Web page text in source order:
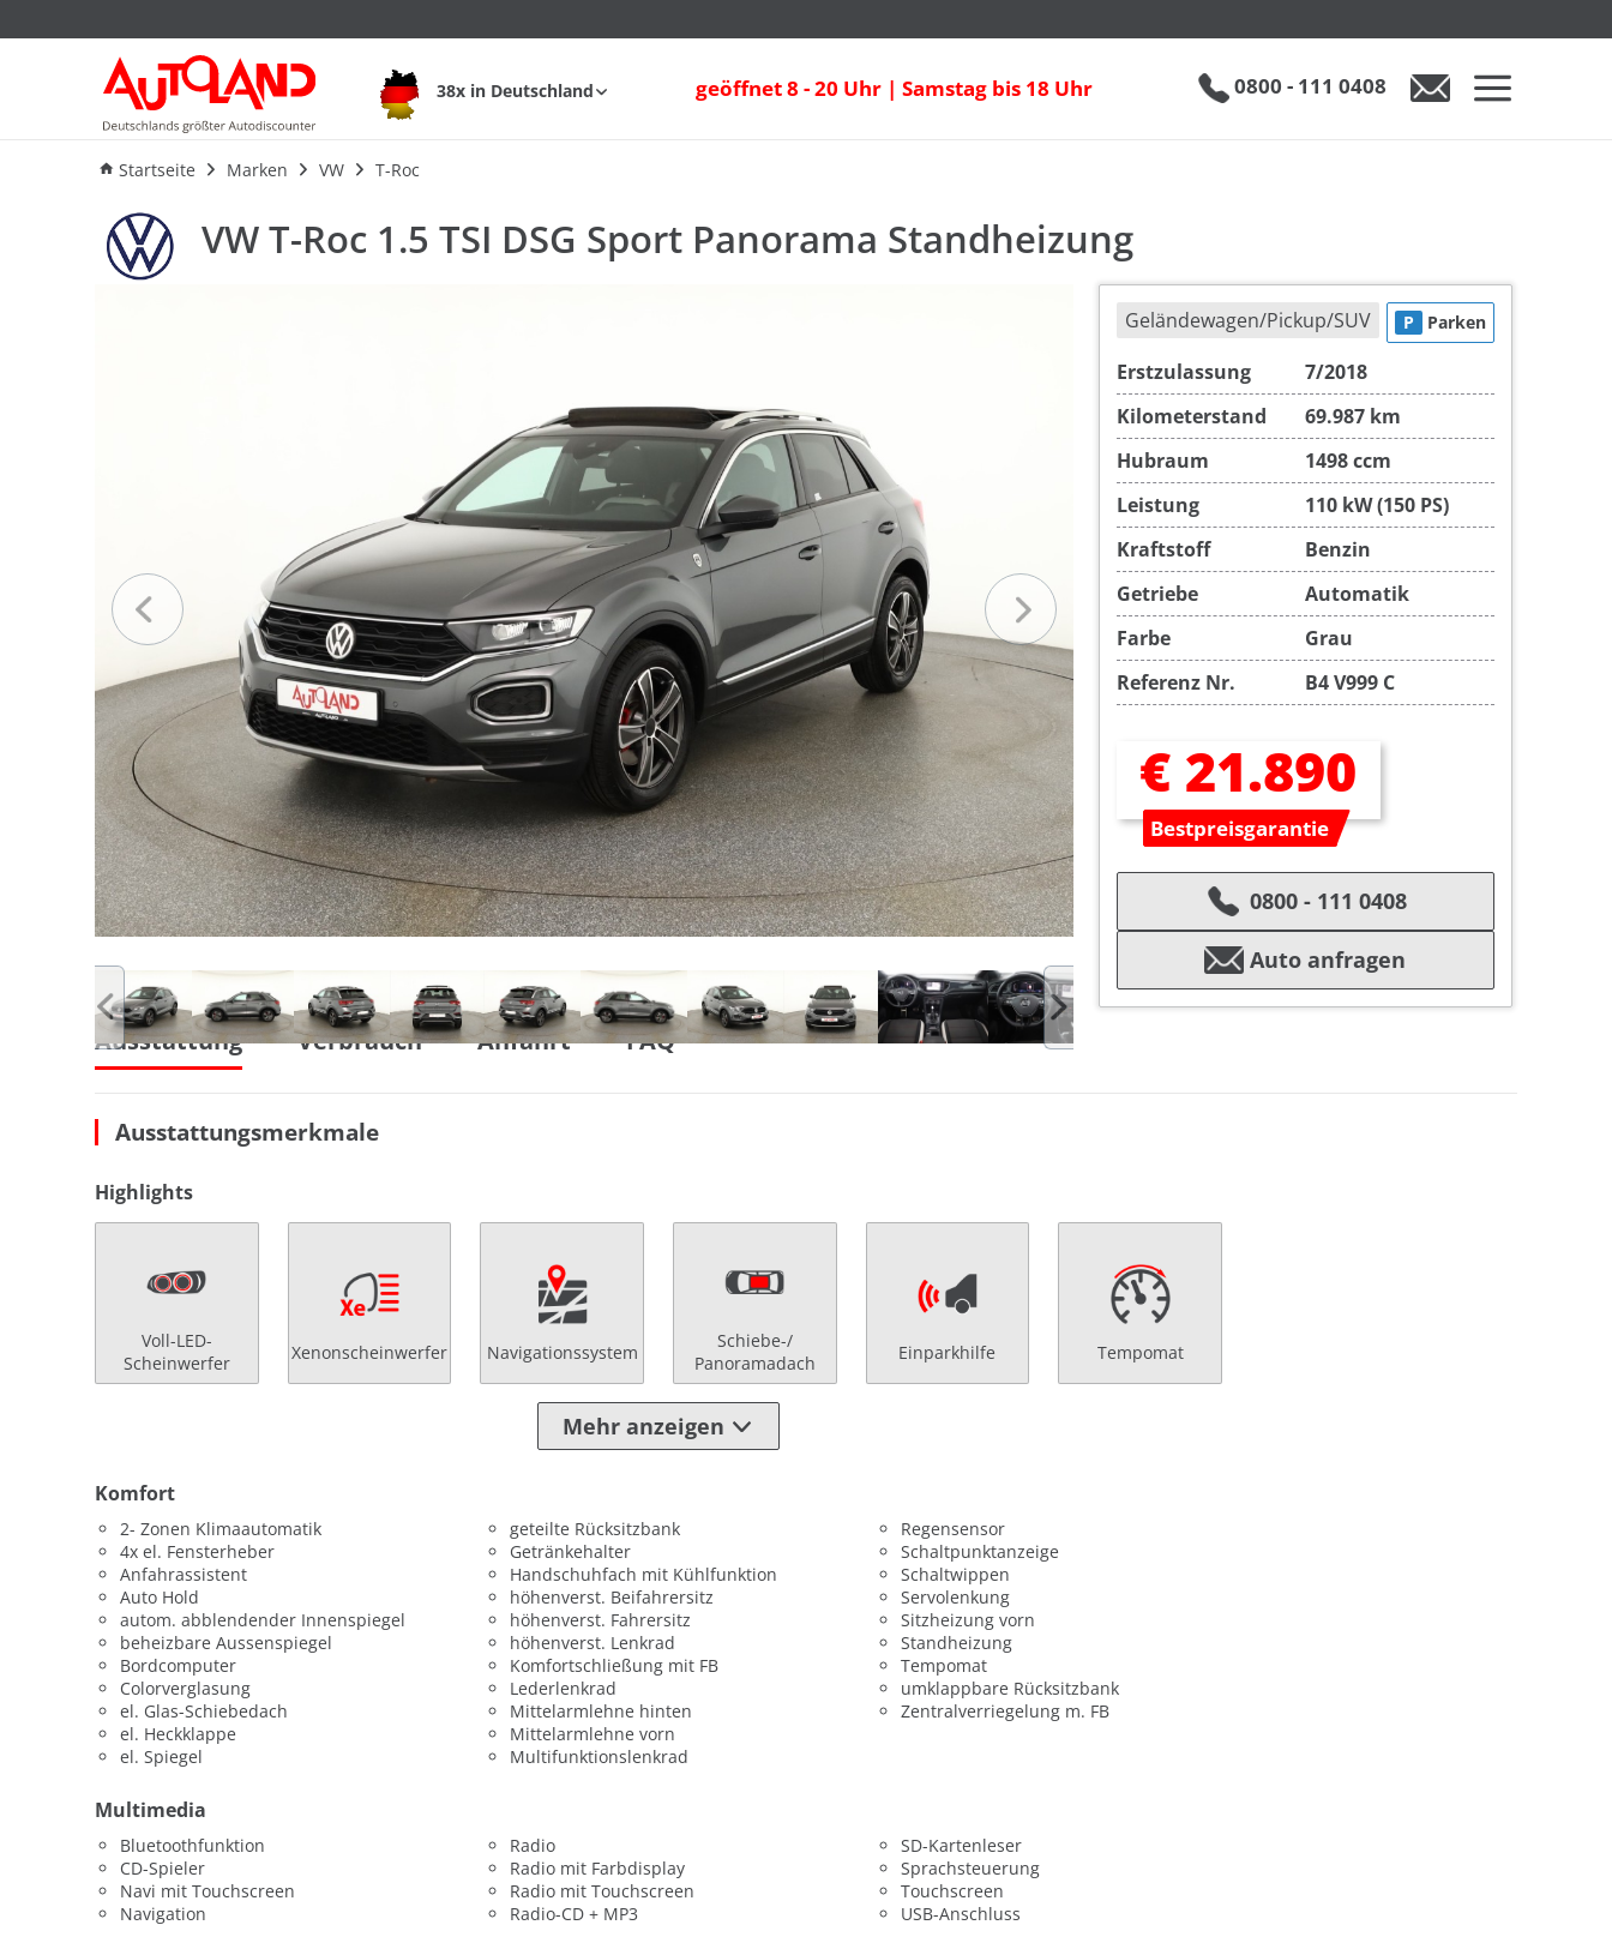
38x in Deutschland geöffnet 8 - 20 Uhr | Samstag bis 18 Uhr 0800 - 111 0408
Startseite Marken VW T-Roc
VW T-Roc 1.5 TSI DSG Sport Panorama Standheizung
Ausstattung Verbrauch
VW T-Roc 1.5 TSI DSG Sport Panorama Standheizung
Geländewagen/Pickup/SUV P Parken
Erstzulassung
7/2018
Kilometerstand
69.987 km
Hubraum
1498 ccm
Leistung
110 kW (150 PS)
Kraftstoff
Benzin
Getriebe
Automatik
Farbe
Grau
Referenz Nr.
B4 V999 C
€ 21.890
Bestpreisgarantie
0800 - 111 0408
Auto anfragen
Ausstattung Verbrauch Anfahrt FAQ
Ausstattungsmerkmale
Highlights
Voll-LED-
Scheinwerfer
Xenonscheinwerfer Navigationssystem
Schiebe-/
Panoramadach
Einparkhilfe Tempomat
Mehr anzeigen
Komfort
2- Zonen Klimaautomatik
4x el. Fensterheber
Anfahrassistent
Auto Hold
autom. abblendender Innenspiegel
beheizbare Aussenspiegel
Bordcomputer
Colorverglasung
el. Glas-Schiebedach
el. Heckklappe
el. Spiegel
geteilte Rücksitzbank
Getränkehalter
Handschuhfach mit Kühlfunktion
höhenverst. Beifahrersitz
höhenverst. Fahrersitz
höhenverst. Lenkrad
Komfortschließung mit FB
Lederlenkrad
Mittelarmlehne hinten
Mittelarmlehne vorn
Multifunktionslenkrad
Regensensor
Schaltpunktanzeige
Schaltwippen
Servolenkung
Sitzheizung vorn
Standheizung
Tempomat
umklappbare Rücksitzbank
Zentralverriegelung m. FB
Multimedia
Bluetoothfunktion
CD-Spieler
Navi mit Touchscreen
Navigation
Radio
Radio mit Farbdisplay
Radio mit Touchscreen
Radio-CD + MP3
SD-Kartenleser
Sprachsteuerung
Touchscreen
USB-Anschluss